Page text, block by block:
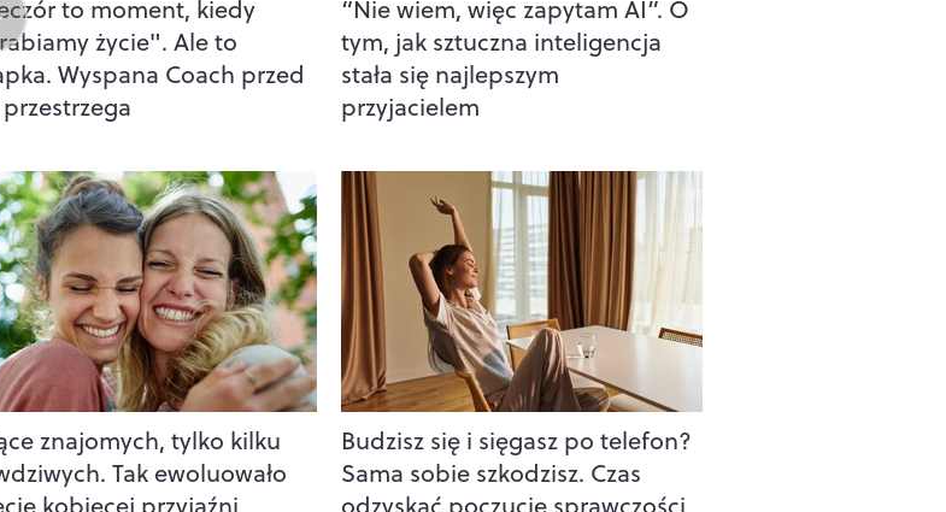
to moment, kiedy
życie". Ale to
Wyspana Coach przed
“Nie wiem, więc zapytam AI”. O
tym, jak sztuczna inteligencja
stała się najlepszym
przyjacielem
znajomych, tylko kilku
Tak ewoluowało
Budzisz się i sięgasz po telefon?
Sama sobie szkodzisz. Czas